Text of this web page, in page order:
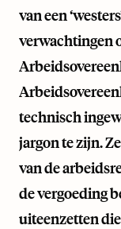
van een
verwachtingen
technisch
jargon te zijn.
van de
de vergoeding
uiteenzetten